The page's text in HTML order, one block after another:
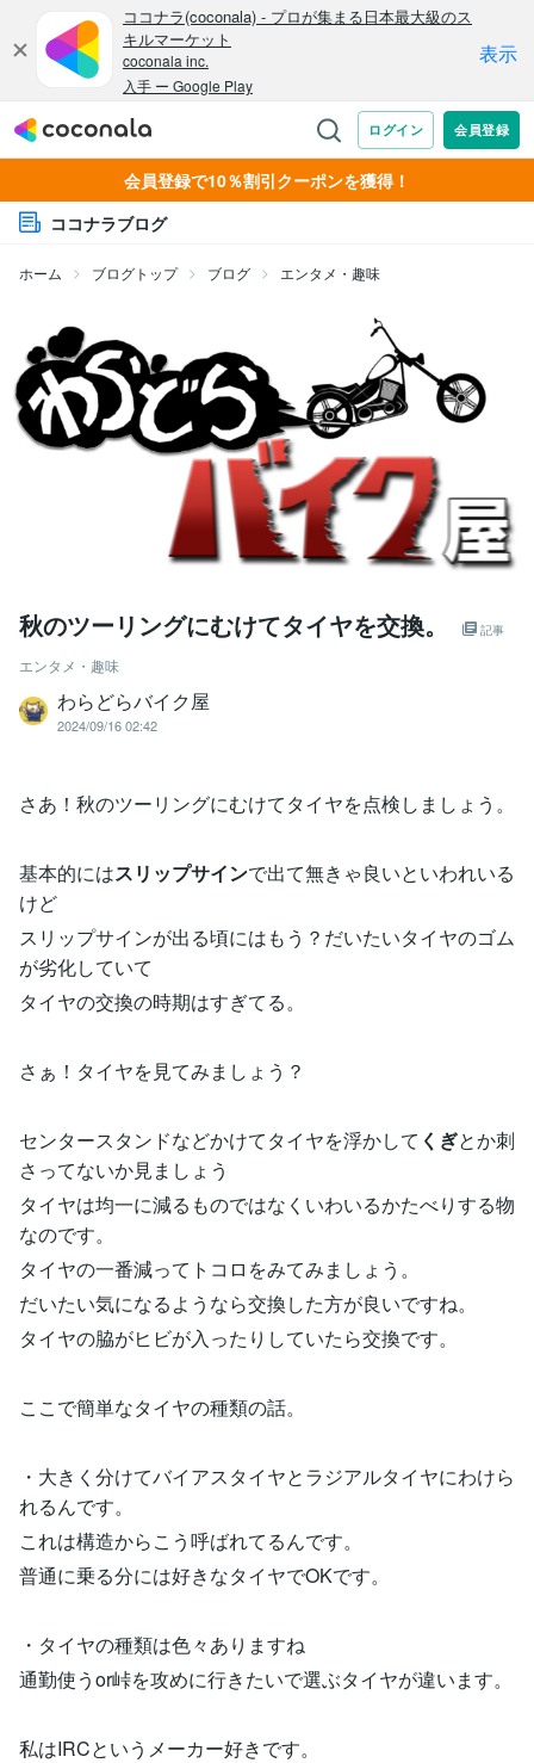
会員登録で10％割引クーポンを獲得！
ココナラブログ
ホーム ブログトップ ブログ エンタメ・趣味
秋のツーリングにむけてタイヤを交換。 記事
エンタメ・趣味
わらどらバイク屋
2024/09/16 02:42
さあ！秋のツーリングにむけてタイヤを点検しましょう。
基本的にはスリップサインで出て無きゃ良いといわれいる
けど
スリップサインが出る頃にはもう？だいたいタイヤのゴム
が劣化していて
タイヤの交換の時期はすぎてる。
さぁ！タイヤを見てみましょう？
センタースタンドなどかけてタイヤを浮かして くぎとか刺
さってないか見ましょう
タイヤは均一に減るものではなくいわいるかたべりする物
なのです。
タイヤの一番減ってトコロをみてみましょう。
だいたい気になるようなら交換した方が良いですね。
タイヤの脇がヒビが入ったりしていたら交換です。
ここで簡単なタイヤの種類の話。
・大きく分けてバイアスタイヤとラジアルタイヤにわけら
れるんです。
これは構造からこう呼ばれてるんです。
普通に乗る分には好きなタイヤでOKです。
・タイヤの種類は色々ありますね
通勤使うor峠を攻めに行きたいで選ぶタイヤが違います。
私はIRCというメーカー好きです。